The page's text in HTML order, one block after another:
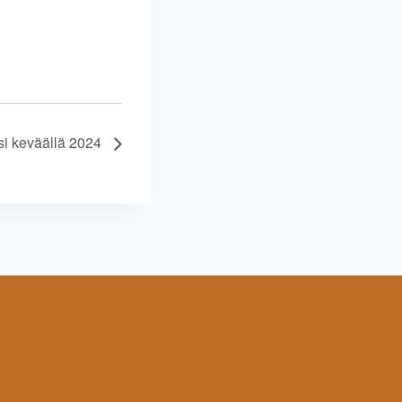
keväällä 2024